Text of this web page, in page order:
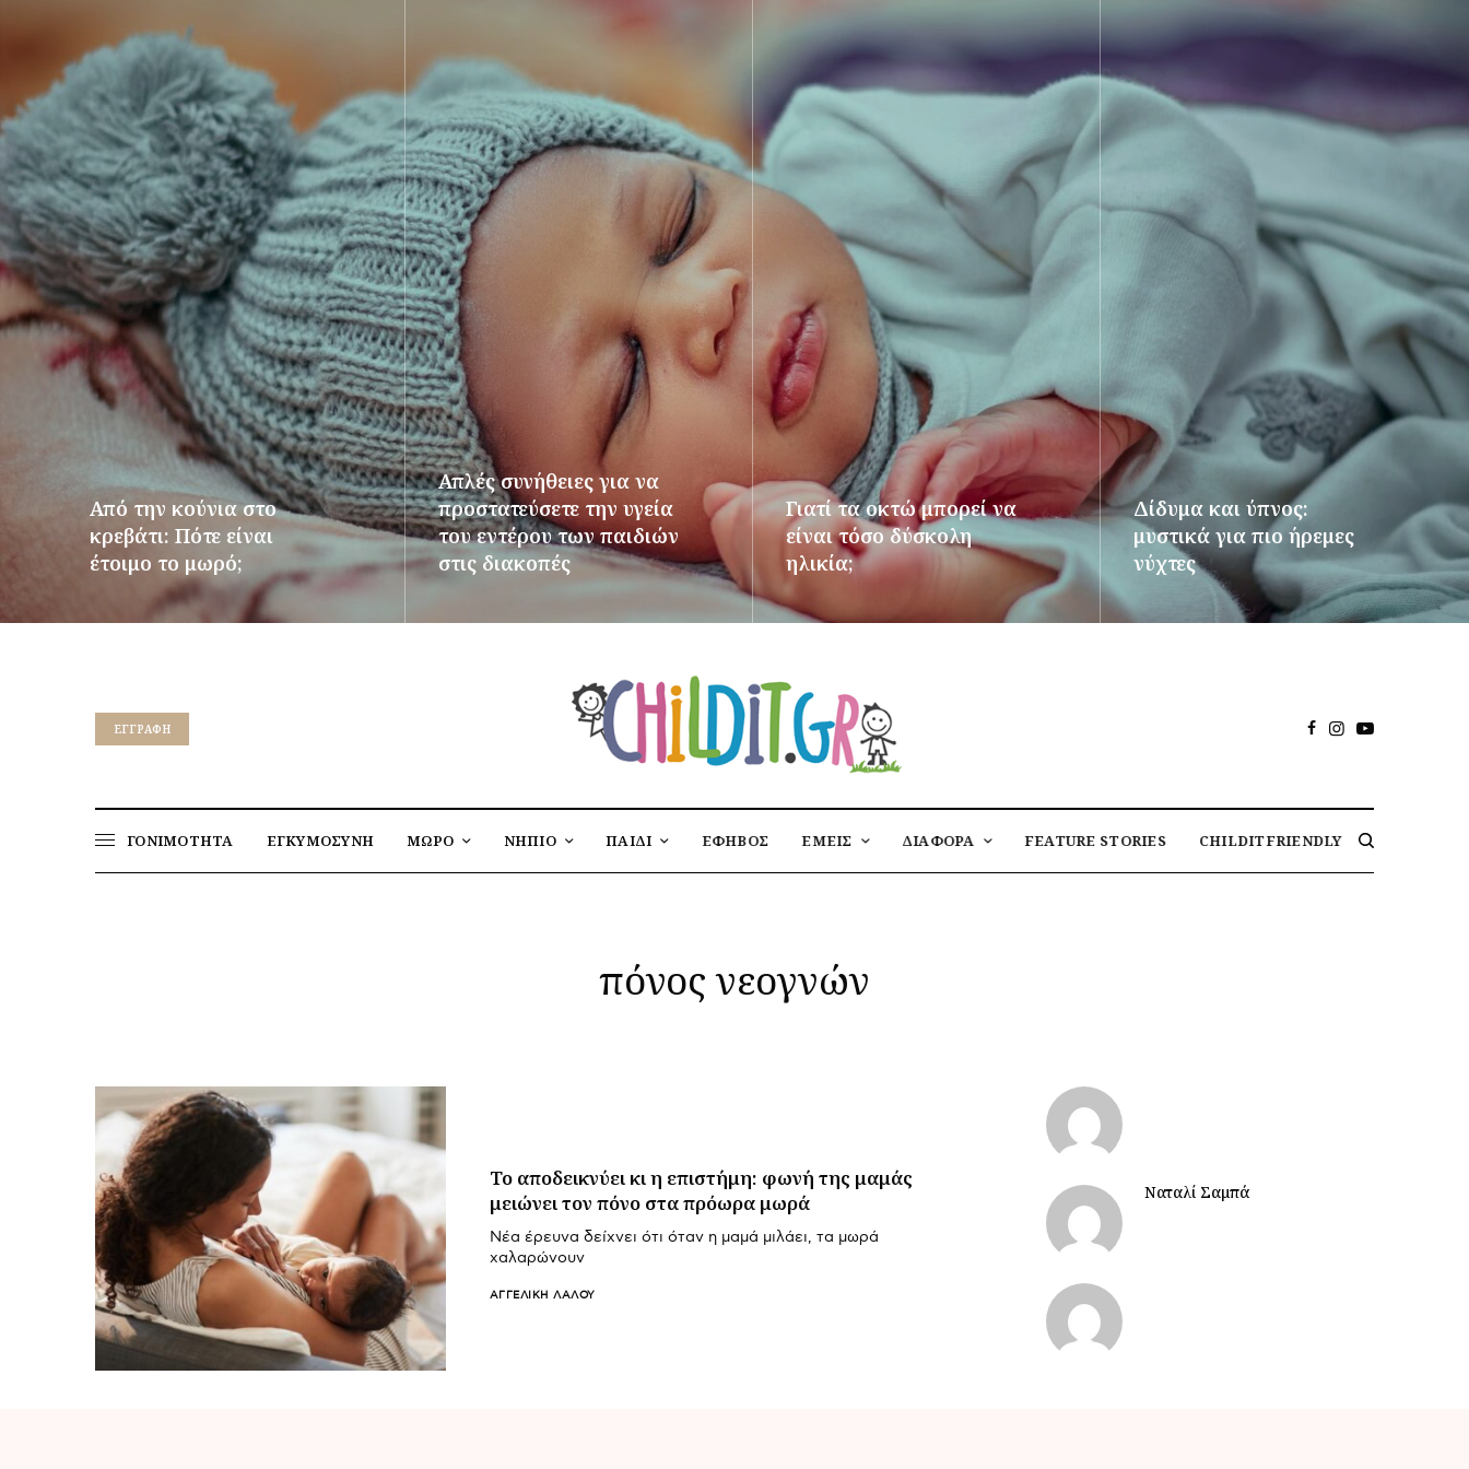
Από την κούνια στο
κρεβάτι: Πότε είναι
έτοιμο το μωρό;
Απλές συνήθειες για να
προστατεύσετε την υγεία
του εντέρου των παιδιών
στις διακοπές
Γιατί τα οκτώ μπορεί να
είναι τόσο δύσκολη
ηλικία;
ΠΕΡΙΣΣΌΤΕΡΑ
Δίδυμα και ύπνος:
μυστικά για πιο ήρεμες
νύχτες
ΠΕΡΙΣΣΌΤΕΡΑ
EΓΓΡΑΦΉ
ΓΟΝΙΜΟΤΗΤΑ ΕΓΚΥΜΟΣΥΝΗ ΜΩΡΟ ΝΗΠΙΟ ΠΑΙΔΙ ΕΦΗΒΟΣ ΕΜΕΙΣ ΔΙΑΦΟΡΑ FEATURE STORIES CHILDITFRIENDLY
πόνος νεογνών
Το αποδεικνύει κι η επιστήμη: φωνή της μαμάς
μειώνει τον πόνο στα πρόωρα μωρά
Νέα έρευνα δείχνει ότι όταν η μαμά μιλάει, τα μωρά
χαλαρώνουν
ΑΓΓΕΛΙΚΉ ΛΆΛΟΥ
Ναταλί Σαμπά